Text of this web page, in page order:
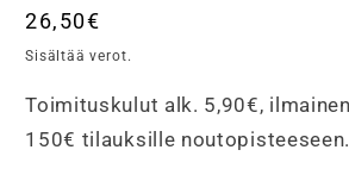
Normaalihinta
26,50€
Sisältää verot.
Toimituskulut alk. 5,90€,
150€ tilauksille noutopisteeseen.